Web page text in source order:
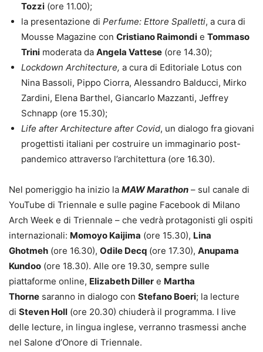
Tozzi (ore 11.00);
la presentazione di Perfume: Ettore Spalletti, a cura di
Mousse Magazine con Cristiano Raimondi e Tommaso
Trini moderata da Angela Vattese (ore 14.30);
Lockdown Architecture, a cura di Editoriale Lotus con
Nina Bassoli, Pippo Ciorra, Alessandro Balducci, Mirko
Zardini, Elena Barthel, Giancarlo Mazzanti, Jeffrey
Schnapp (ore 15.30);
Life after Architecture after Covid, un dialogo fra giovani
progettisti italiani per costruire un immaginario post-
pandemico attraverso l’architettura (ore 16.30).
Nel pomeriggio ha inizio la MAW Marathon – sul canale di
YouTube di Triennale e sulle pagine Facebook di Milano
Arch Week e di Triennale – che vedrà protagonisti gli ospiti
internazionali: Momoyo Kaijima (ore 15.30), Lina
Ghotmeh (ore 16.30), Odile Decq (ore 17.30), Anupama
Kundoo (ore 18.30). Alle ore 19.30, sempre sulle
piattaforme online, Elizabeth Diller e Martha
Thorne saranno in dialogo con Stefano Boeri; la lecture
di Steven Holl (ore 20.30) chiuderà il programma. I live
delle lecture, in lingua inglese, verranno trasmessi anche
nel Salone d’Onore di Triennale.